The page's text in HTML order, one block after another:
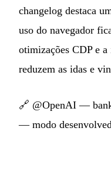
changelog destaca
uso do navegador
otimizações CDP e
reduzem as idas e
🔗 @OpenAI —
— modo